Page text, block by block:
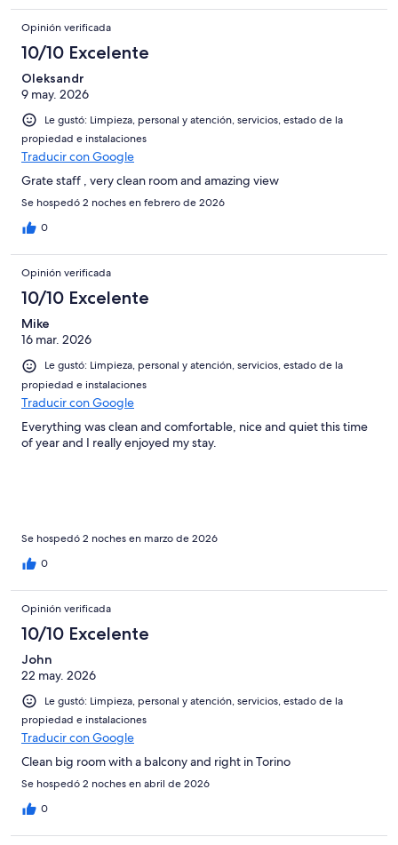
Opinión verificada
10/10 Excelente
Oleksandr
9 may. 2026
Le gustó: Limpieza, personal y atención, servicios, estado de la
propiedad e instalaciones
Traducir con Google
Grate staff , very clean room and amazing view
Se hospedó 2 noches en febrero de 2026
0
Opinión verificada
10/10 Excelente
Mike
16 mar. 2026
Le gustó: Limpieza, personal y atención, servicios, estado de la
propiedad e instalaciones
Traducir con Google
Everything was clean and comfortable, nice and quiet this time
of year and I really enjoyed my stay.
Se hospedó 2 noches en marzo de 2026
0
Opinión verificada
10/10 Excelente
John
22 may. 2026
Le gustó: Limpieza, personal y atención, servicios, estado de la
propiedad e instalaciones
Traducir con Google
Clean big room with a balcony and right in Torino
Se hospedó 2 noches en abril de 2026
0